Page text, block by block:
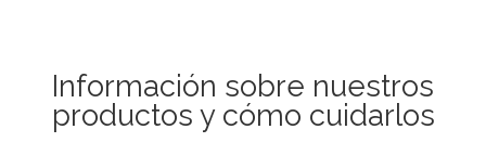
Información sobre nuestros
productos y cómo cuidarlos